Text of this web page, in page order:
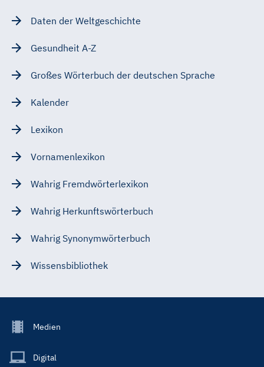
Daten der Weltgeschichte
Gesundheit A-Z
Großes Wörterbuch der deutschen Sprache
Kalender
Lexikon
Vornamenlexikon
Wahrig Fremdwörterlexikon
Wahrig Herkunftswörterbuch
Wahrig Synonymwörterbuch
Wissensbibliothek
Footer
Main
Medien
Digital